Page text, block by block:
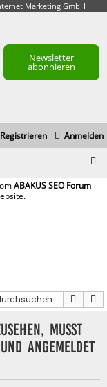
Marketing GmbH
Newsletter
abonnieren
Anmelden
Registrieren
Suche
musst
angemeldet